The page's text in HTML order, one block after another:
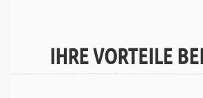
IHRE VORTEILE